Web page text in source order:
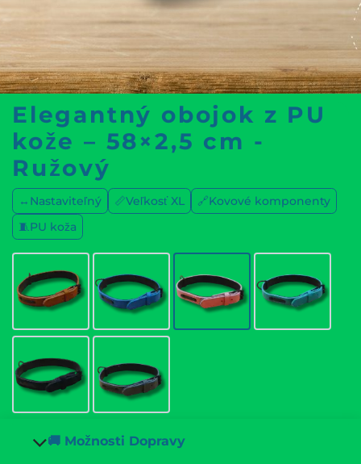
Elegantný obojok z PU
kože – 58×2,5 cm -
Ružový
↔️Nastaviteľný 📏Veľkosť XL
🔗Kovové komponenty
🧵PU koža
🚚 Možnosti Dopravy